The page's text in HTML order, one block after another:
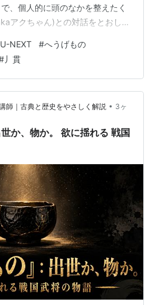
、個人的に頭のなかを整えたく
アクちゃん)との対話をとおして
ます 「へうげもの」に登場する
んとしておりましたら、「利
自分が近いと思うか」という話
主義的なまでの徹底した真面目
感じるし、織部のクリエイティ
い憧…
U-NEXT #へうげもの
丿貫
師｜古典と歴史をやさしく解説 • 3ヶ
か、物か。 欲に揺れる 戦国